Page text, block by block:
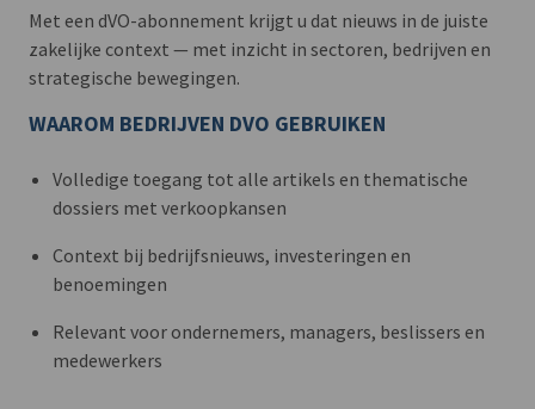
Met een dVO-abonnement krijgt u dat nieuws in de juiste
zakelijke context — met inzicht in sectoren, bedrijven en
strategische bewegingen.
WAAROM BEDRIJVEN DVO GEBRUIKEN
Volledige toegang tot alle artikels en thematische
dossiers met verkoopkansen
Context bij bedrijfsnieuws, investeringen en
benoemingen
Relevant voor ondernemers, managers, beslissers en
medewerkers